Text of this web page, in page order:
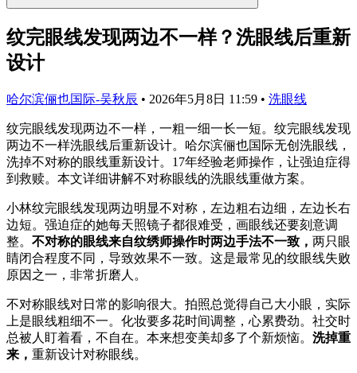
纹完眼线发现两边不一样？洗眼线后重新
设计
哈尔滨俪也国际-吴秋辰 • 2026年5月8日 11:59 • 洗眼线
纹完眼线发现两边不一样，一粗一细一长一短。纹完眼线发现
两边不一样洗眼线后重新设计。哈尔滨俪也国际无创洗眼线，
洗掉不对称的眼线重新设计。17年经验老师操作，让强迫症得
到救赎。本文详细讲解不对称眼线的洗眼线重做方案。
小林纹完眼线发现两边明显不对称，左边粗右边细，左边长右
边短。强迫症的她每天照镜子都很难受，画眼线还要刻意调
整。 不对称的眼线来自纹绣师操作时两边手法不一致， 两只眼
睛闭合程度不同，导致效果不一致。这是最常见的纹眼线失败
原因之一，非常折磨人。
不对称眼线对日常的影响很大。拍照总觉得自己大小眼，实际
上是眼线粗细不一。化妆要多花时间调整，心累费劲。社交时
总被人盯着看，不自在。本来想变美却多了个新烦恼。 洗掉重
来， 重新设计对称眼线。